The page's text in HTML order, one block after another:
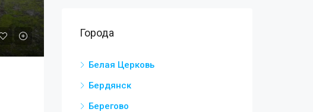
Города
Белая Церковь
Бердянск
Берегово